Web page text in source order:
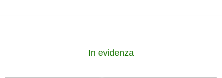
In evidenza